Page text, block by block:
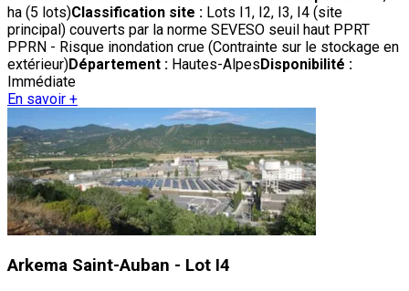
ha (5 lots)Classification site : Lots I1, I2, I3, I4 (site
principal) couverts par la norme SEVESO seuil haut PPRT
PPRN - Risque inondation crue (Contrainte sur le stockage en
extérieur)Département : Hautes-AlpesDisponibilité :
Immédiate
En savoir +
Arkema Saint-Auban - Lot I4